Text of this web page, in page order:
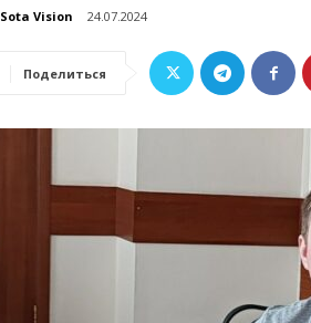
Sota Vision 24.07.2024
Поделиться